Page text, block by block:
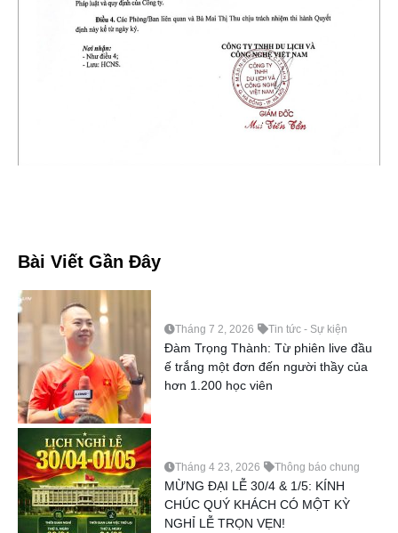
Bài Viết Gần Đây
Tháng 7 2, 2026 Tin tức - Sự kiện
Đàm Trọng Thành: Từ phiên live đầu
ế trắng một đơn đến người thầy của
hơn 1.200 học viên
Tháng 4 23, 2026 Thông báo chung
MỪNG ĐẠI LỄ 30/4 & 1/5: KÍNH
CHÚC QUÝ KHÁCH CÓ MỘT KỲ
NGHỈ LỄ TRỌN VẸN!